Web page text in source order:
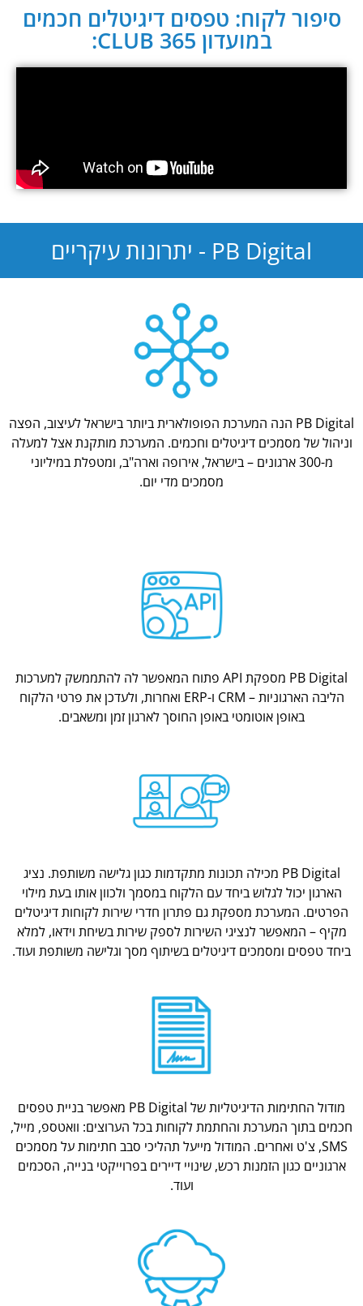
סיפור לקוח: טפסים דיגיטלים חכמים
במועדון CLUB 365:
PB Digital - יתרונות עיקריים
PB Digital הנה המערכת הפופולארית ביותר בישראל לעיצוב, הפצה
וניהול של מסמכים דיגיטלים וחכמים. המערכת מותקנת אצל למעלה
מ-300 ארגונים – בישראל, אירופה וארה"ב, ומטפלת במיליוני
מסמכים מדי יום.
PB Digital מספקת API פתוח המאפשר לה להתממשק למערכות
הליבה הארגוניות – CRM ו-ERP ואחרות, ולעדכן את פרטי הלקוח
באופן אוטומטי באופן החוסך לארגון זמן ומשאבים.
PB Digital מכילה תכונות מתקדמות כגון גלישה משותפת. נציג
הארגון יכול לגלוש ביחד עם הלקוח במסמך ולכוון אותו בעת מילוי
הפרטים. המערכת מספקת גם פתרון חדרי שירות לקוחות דיגיטלים
מקיף – המאפשר לנציגי השירות לספק שירות בשיחת וידאו, למלא
ביחד טפסים ומסמכים דיגיטלים בשיתוף מסך וגלישה משותפת ועוד.
מודול החתימות הדיגיטליות של PB Digital מאפשר בניית טפסים
חכמים בתוך המערכת והחתמת לקוחות בכל הערוצים: וואטספ, מייל,
SMS, צ'ט ואחרים. המודול מייעל תהליכי סבב חתימות על מסמכים
ארגוניים כגון הזמנות רכש, שינויי דיירים בפרוייקטי בנייה, הסכמים
ועוד.